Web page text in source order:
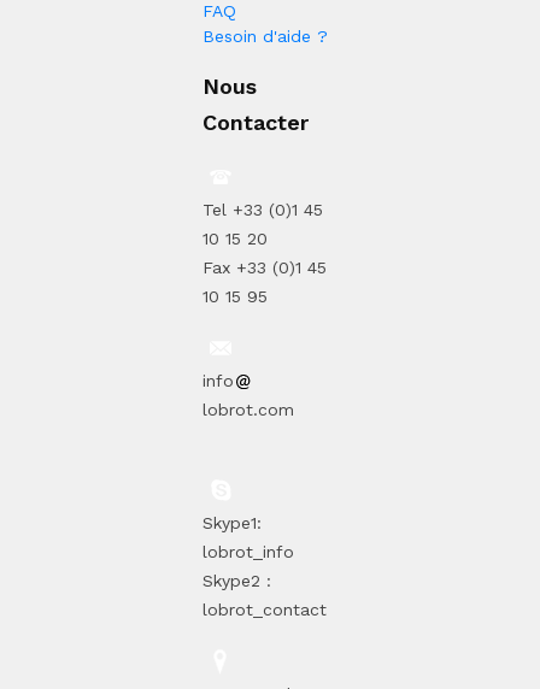
FAQ
Besoin d'aide ?
Nous
Contacter
Tel +33 (0)1 45
10 15 20
Fax +33 (0)1 45
10 15 95
info
lobrot.com
Skype1:
lobrot_info
Skype2 :
lobrot_contact